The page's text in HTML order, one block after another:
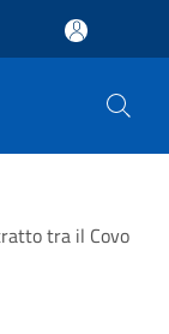
tra il Covo